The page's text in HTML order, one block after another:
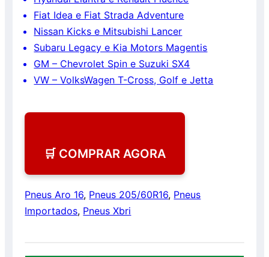
Fiat Idea e Fiat Strada Adventure
Nissan Kicks e Mitsubishi Lancer
Subaru Legacy e Kia Motors Magentis
GM – Chevrolet Spin e Suzuki SX4
VW – VolksWagen T-Cross, Golf e Jetta
🛒 COMPRAR AGORA
Pneus Aro 16, Pneus 205/60R16, Pneus
Importados, Pneus Xbri